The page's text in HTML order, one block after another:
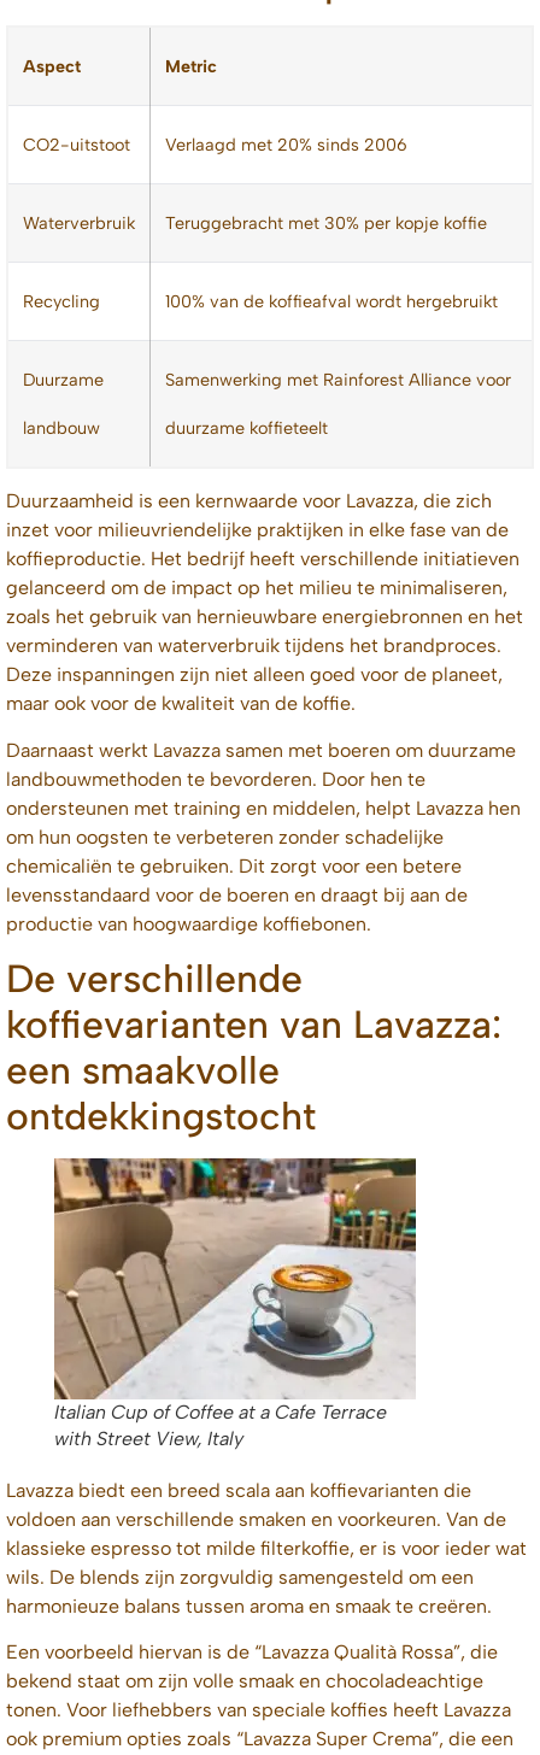
Aspect Metric
CO2-uitstoot Verlaagd met 20% sinds 2006
Waterverbruik Teruggebracht met 30% per kopje koffie
Recycling 100% van de koffieafval wordt hergebruikt
Duurzame
landbouw
Samenwerking met Rainforest Alliance voor
duurzame koffieteelt
Duurzaamheid is een kernwaarde voor Lavazza, die zich
inzet voor milieuvriendelijke praktijken in elke fase van de
koffieproductie. Het bedrijf heeft verschillende initiatieven
gelanceerd om de impact op het milieu te minimaliseren,
zoals het gebruik van hernieuwbare energiebronnen en het
verminderen van waterverbruik tijdens het brandproces.
Deze inspanningen zijn niet alleen goed voor de planeet,
maar ook voor de kwaliteit van de koffie.
Daarnaast werkt Lavazza samen met boeren om duurzame
landbouwmethoden te bevorderen. Door hen te
ondersteunen met training en middelen, helpt Lavazza hen
om hun oogsten te verbeteren zonder schadelijke
chemicaliën te gebruiken. Dit zorgt voor een betere
levensstandaard voor de boeren en draagt bij aan de
productie van hoogwaardige koffiebonen.
De verschillende
koffievarianten van Lavazza:
een smaakvolle
ontdekkingstocht
Italian Cup of Coffee at a Cafe Terrace
with Street View, Italy
Lavazza biedt een breed scala aan koffievarianten die
voldoen aan verschillende smaken en voorkeuren. Van de
klassieke espresso tot milde filterkoffie, er is voor ieder wat
wils. De blends zijn zorgvuldig samengesteld om een
harmonieuze balans tussen aroma en smaak te creëren.
Een voorbeeld hiervan is de “Lavazza Qualità Rossa”, die
bekend staat om zijn volle smaak en chocoladeachtige
tonen. Voor liefhebbers van speciale koffies heeft Lavazza
ook premium opties zoals “Lavazza Super Crema”, die een